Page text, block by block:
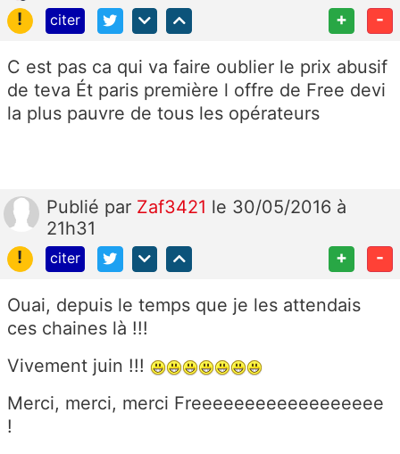
! citer + -
C est pas ca qui va faire oublier le prix abusif
de teva Ét paris première l offre de Free devi
la plus pauvre de tous les opérateurs
Publié par Zaf3421 le 30/05/2016 à
21h31
!
citer + -
Ouai, depuis le temps que je les attendais
ces chaines là !!!
Vivement juin !!!
Merci, merci, merci Freeeeeeeeeeeeeeeeee
!